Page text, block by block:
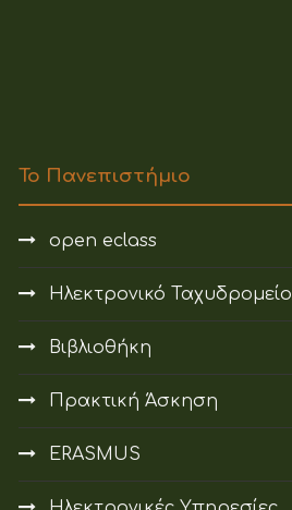
Το Πανεπιστήμιο
open eclass
Ηλεκτρονικό Ταχυδρομείο
Βιβλιοθήκη
Πρακτική Άσκηση
ERASMUS